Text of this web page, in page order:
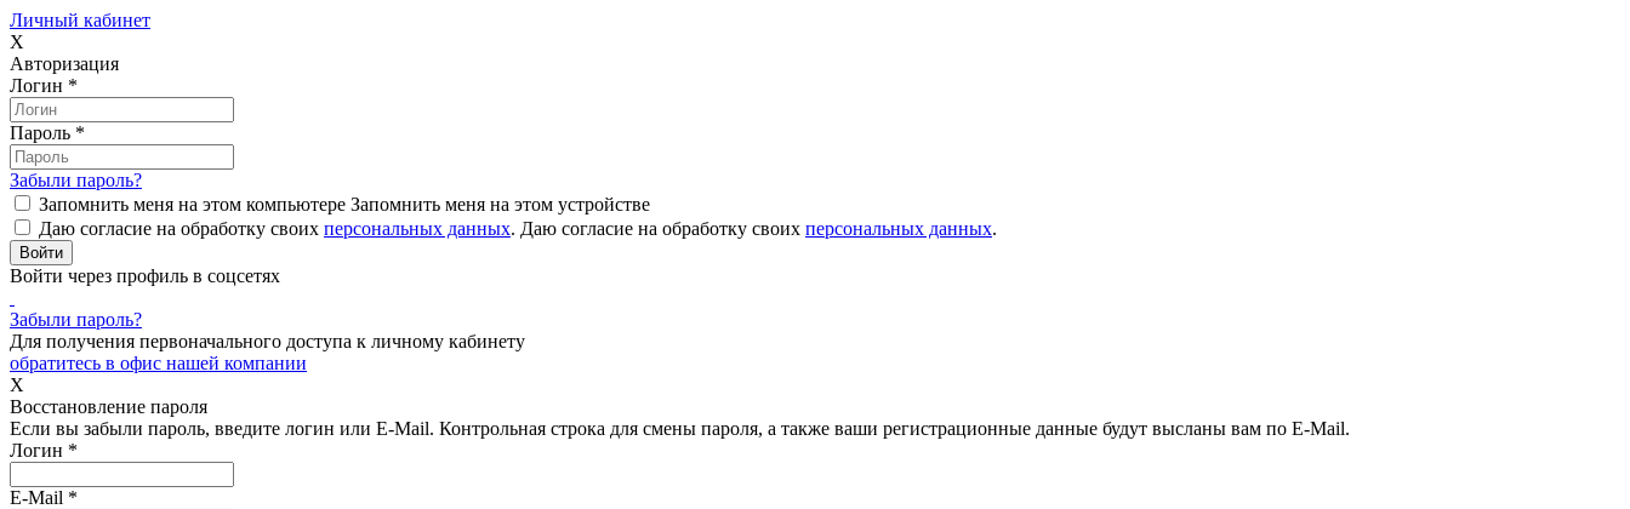
Личный кабинет
X
Авторизация
Логин *
Пароль *
Забыли пароль?
Запомнить меня на этом компьютере Запомнить меня на этом устройстве
Даю согласие на обработку своих персональных данных. Даю согласие на обработку своих персональных данных.
Войти через профиль в соцсетях
Забыли пароль?
Для получения первоначального доступа к личному кабинету
обратитесь в офис нашей компании
X
Восстановление пароля
Если вы забыли пароль, введите логин или E-Mail. Контрольная строка для смены пароля, а также ваши регистрационные данные будут высланы вам по E-Mail.
Логин *
E-Mail *